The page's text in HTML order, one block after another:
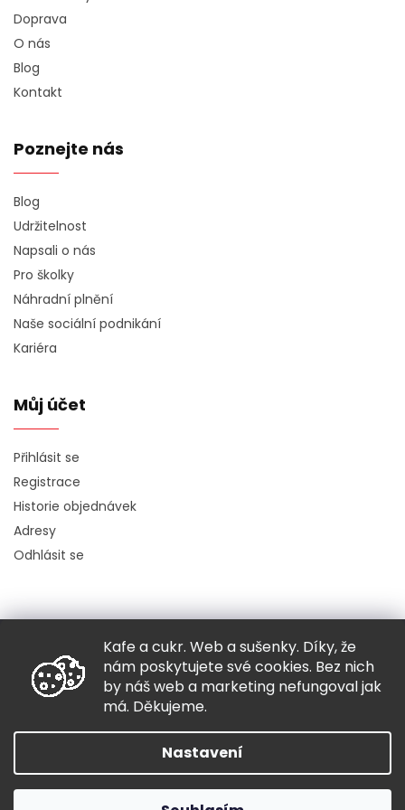
Kafe a cukr. Web a sušenky. Díky, že
nám poskytujete své cookies. Bez nich
by náš web a marketing nefungoval jak
má. Děkujeme.
Nastavení
Doprava
O nás
Blog
Kontakt
Poznejte nás
Blog
Udržitelnost
Napsali o nás
Pro školky
Náhradní plnění
Naše sociální podnikání
Kariéra
Můj účet
Přihlásit se
Registrace
Historie objednávek
Adresy
Odhlásit se
Copyright 2026Hugo chodí bos. Všechna práva vyhrazena.
Grafický návrh vytvořil a nakódovalShoptak.cz